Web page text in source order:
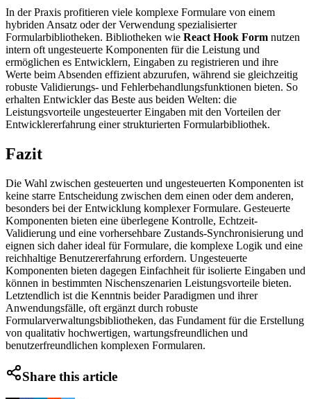
In der Praxis profitieren viele komplexe Formulare von einem
hybriden Ansatz oder der Verwendung spezialisierter
Formularbibliotheken. Bibliotheken wie React Hook Form nutzen
intern oft ungesteuerte Komponenten für die Leistung und
ermöglichen es Entwicklern, Eingaben zu registrieren und ihre
Werte beim Absenden effizient abzurufen, während sie gleichzeitig
robuste Validierungs- und Fehlerbehandlungsfunktionen bieten. So
erhalten Entwickler das Beste aus beiden Welten: die
Leistungsvorteile ungesteuerter Eingaben mit den Vorteilen der
Entwicklererfahrung einer strukturierten Formularbibliothek.
Fazit
Die Wahl zwischen gesteuerten und ungesteuerten Komponenten ist
keine starre Entscheidung zwischen dem einen oder dem anderen,
besonders bei der Entwicklung komplexer Formulare. Gesteuerte
Komponenten bieten eine überlegene Kontrolle, Echtzeit-
Validierung und eine vorhersehbare Zustands-Synchronisierung und
eignen sich daher ideal für Formulare, die komplexe Logik und eine
reichhaltige Benutzererfahrung erfordern. Ungesteuerte
Komponenten bieten dagegen Einfachheit für isolierte Eingaben und
können in bestimmten Nischenszenarien Leistungsvorteile bieten.
Letztendlich ist die Kenntnis beider Paradigmen und ihrer
Anwendungsfälle, oft ergänzt durch robuste
Formularverwaltungsbibliotheken, das Fundament für die Erstellung
von qualitativ hochwertigen, wartungsfreundlichen und
benutzerfreundlichen komplexen Formularen.
Share this article